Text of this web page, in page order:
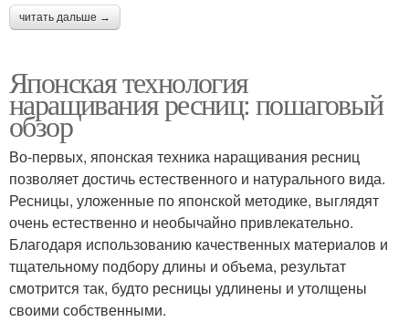
читать дальше →
Японская технология
наращивания ресниц: пошаговый
обзор
Во-первых, японская техника наращивания ресниц
позволяет достичь естественного и натурального вида.
Ресницы, уложенные по японской методике, выглядят
очень естественно и необычайно привлекательно.
Благодаря использованию качественных материалов и
тщательному подбору длины и объема, результат
смотрится так, будто ресницы удлинены и утолщены
своими собственными.